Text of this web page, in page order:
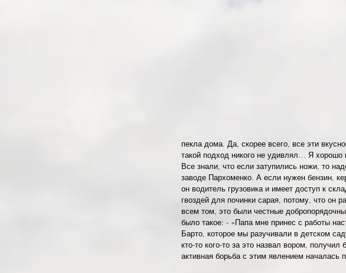
пекла дома. Да, скорее всего, все эти
такой подход никого не удивлял… Я хорошо
Все знали, что если затупились ножи, то
заводе Пархоменко. А если нужен бензин,
он водитель грузовика и имеет доступ к
гвоздей для починки сарая, потому, что он
всем том, это были честные
было такое: - «Папа мне принес с работы
Барто, которое мы разучивали в детском
кто-то кого-то за это назвал вором,
активная борьба с этим явлением началась